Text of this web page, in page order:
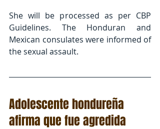
She will be processed as per CBP
Guidelines. The Honduran and
Mexican consulates were informed of
the sexual assault.
Adolescente hondureña
afirma que fue agredida